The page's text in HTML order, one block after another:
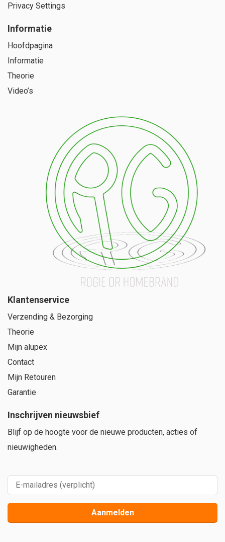
Privacy Settings
Informatie
Hoofdpagina
Informatie
Theorie
Video’s
Klantenservice
Verzending & Bezorging
Theorie
Mijn alupex
Contact
Mijn Retouren
Garantie
Inschrijven nieuwsbief
Blijf op de hoogte voor de nieuwe producten, acties of
nieuwigheden.
Aanmelden